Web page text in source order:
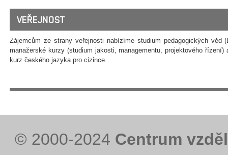
VEŘEJNOST
Zájemcům ze strany veřejnosti nabízíme studium pedagogických věd
manažerské kurzy (studium jakosti, managementu, projektového řízení)
kurz českého jazyka pro cizince.
© 2000-2024 Centrum